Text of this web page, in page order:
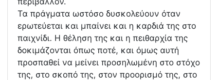
Τα πράγματα ωστόσο δυσκολεύουν όταν
ερωτεύεται και μπαίνει και η καρδιά της στο
παιχνίδι. Η θέληση της και η πειθαρχία της
δοκιμάζονται όπως ποτέ, και όμως αυτή
προσπαθεί να μείνει προσηλωμένη στο στόχο
της, στο σκοπό της, στον προορισμό της, στο